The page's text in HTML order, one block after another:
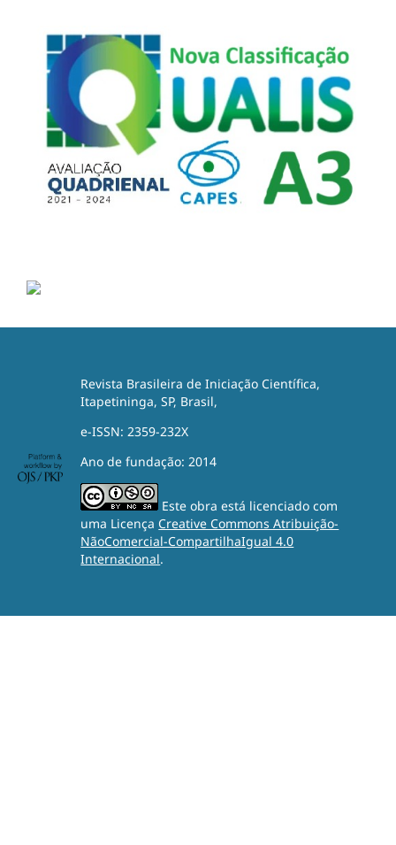
Revista Brasileira de Iniciação Científica,
Itapetininga, SP, Brasil,
e-ISSN: 2359-232X
Ano de fundação: 2014
Este obra está licenciado com
uma Licença Creative Commons Atribuição-
NãoComercial-CompartilhaIgual 4.0
Internacional.